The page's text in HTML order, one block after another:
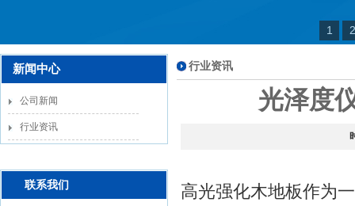
1 2
新闻中心
公司新闻
行业资讯
联系我们
行业资讯
光泽度
高光强化木地板作为